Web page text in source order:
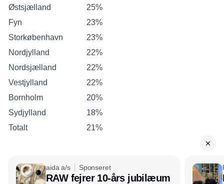
Østsjælland
25%
Fyn
23%
Storkøbenhavn
23%
Nordjylland
22%
Nordsjælland
22%
Vestjylland
22%
Bornholm
20%
Sydjylland
18%
Totalt
21%
aida a/s Sponseret
RAW fejrer 10-års jubilæum